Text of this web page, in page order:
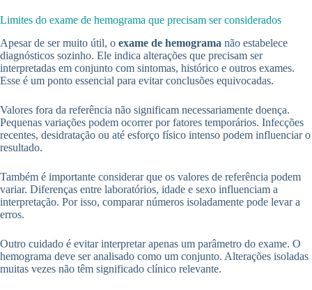
Limites do exame de hemograma que precisam ser considerados
Apesar de ser muito útil, o exame de hemograma não estabelece
diagnósticos sozinho. Ele indica alterações que precisam ser
interpretadas em conjunto com sintomas, histórico e outros exames.
Esse é um ponto essencial para evitar conclusões equivocadas.
Valores fora da referência não significam necessariamente doença.
Pequenas variações podem ocorrer por fatores temporários. Infecções
recentes, desidratação ou até esforço físico intenso podem influenciar o
resultado.
Também é importante considerar que os valores de referência podem
variar. Diferenças entre laboratórios, idade e sexo influenciam a
interpretação. Por isso, comparar números isoladamente pode levar a
erros.
Outro cuidado é evitar interpretar apenas um parâmetro do exame. O
hemograma deve ser analisado como um conjunto. Alterações isoladas
muitas vezes não têm significado clínico relevante.